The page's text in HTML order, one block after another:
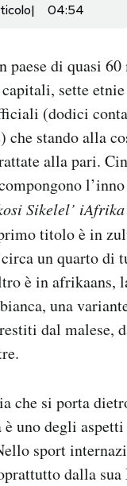
aiuto?
04:54
paese di quasi
sette
(dodici
che stando alla
alla pari.
Sikelel’ iAfrika
titolo è in
un quarto di
è in afrikaans,
una
dal malese,
che si porta
uno degli
sport
dalla